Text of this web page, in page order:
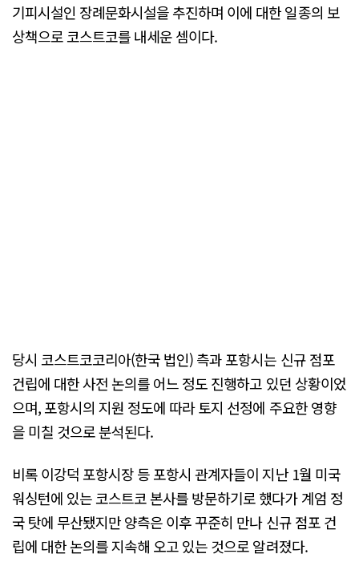
기피시설인 장례문화시설을 추진하며 이에 대한 일종의 보
상책으로 코스트코를 내세운 셈이다.
당시 코스트코코리아(한국 법인) 측과 포항시는 신규 점포
건립에 대한 사전 논의를 어느 정도 진행하고 있던 상황이었
으며, 포항시의 지원 정도에 따라 토지 선정에 주요한 영향
을 미칠 것으로 분석된다.
비록 이강덕 포항시장 등 포항시 관계자들이 지난 1월 미국
워싱턴에 있는 코스트코 본사를 방문하기로 했다가 계엄 정
국 탓에 무산됐지만 양측은 이후 꾸준히 만나 신규 점포 건
립에 대한 논의를 지속해 오고 있는 것으로 알려졌다.